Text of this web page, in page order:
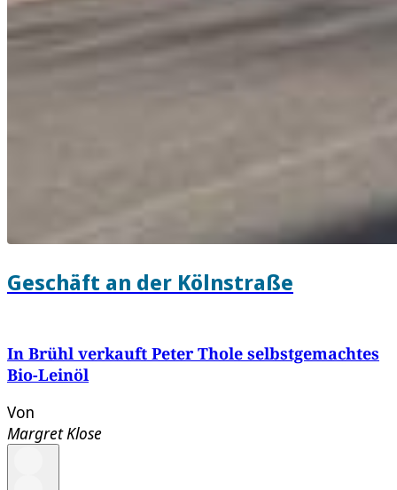
Geschäft an der Kölnstraße
In Brühl verkauft Peter Thole selbstgemachtes
Bio-Leinöl
Von
Margret Klose